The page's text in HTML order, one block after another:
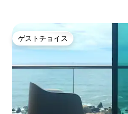
ゲストチョイス
ゲストチョイス